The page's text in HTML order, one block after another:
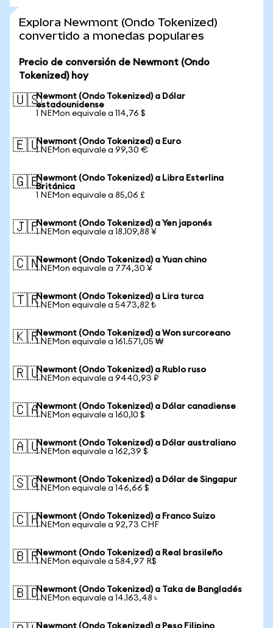
Explora Newmont (Ondo Tokenized)
convertido a monedas populares
Precio de conversión de Newmont (Ondo
Tokenized) hoy
🇺🇸Newmont (Ondo Tokenized) a Dólar
estadounidense
1 NEMon equivale a 114,76 $
🇪🇺Newmont (Ondo Tokenized) a Euro
1 NEMon equivale a 99,30 €
🇬🇧Newmont (Ondo Tokenized) a Libra Esterlina
Británica
1 NEMon equivale a 85,06 £
🇯🇵Newmont (Ondo Tokenized) a Yen japonés
1 NEMon equivale a 18.109,88 ¥
🇨🇳Newmont (Ondo Tokenized) a Yuan chino
1 NEMon equivale a 774,30 ¥
🇹🇷Newmont (Ondo Tokenized) a Lira turca
1 NEMon equivale a 5473,82 ₺
🇰🇷Newmont (Ondo Tokenized) a Won surcoreano
1 NEMon equivale a 161.571,05 ₩
🇷🇺Newmont (Ondo Tokenized) a Rublo ruso
1 NEMon equivale a 9440,93 ₽
🇨🇦Newmont (Ondo Tokenized) a Dólar canadiense
1 NEMon equivale a 160,10 $
🇦🇺Newmont (Ondo Tokenized) a Dólar australiano
1 NEMon equivale a 162,39 $
🇸🇬Newmont (Ondo Tokenized) a Dólar de Singapur
1 NEMon equivale a 146,66 $
🇨🇭Newmont (Ondo Tokenized) a Franco Suizo
1 NEMon equivale a 92,73 CHF
🇧🇷Newmont (Ondo Tokenized) a Real brasileño
1 NEMon equivale a 584,97 R$
🇧🇩Newmont (Ondo Tokenized) a Taka de Bangladés
1 NEMon equivale a 14.163,48 ৳
Newmont (Ondo Tokenized) a Peso Filipino